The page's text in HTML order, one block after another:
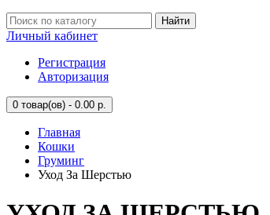
Найти
Личный кабинет
Регистрация
Авторизация
0 товар(ов) - 0.00 р.
Главная
Кошки
Груминг
Уход За Шерстью